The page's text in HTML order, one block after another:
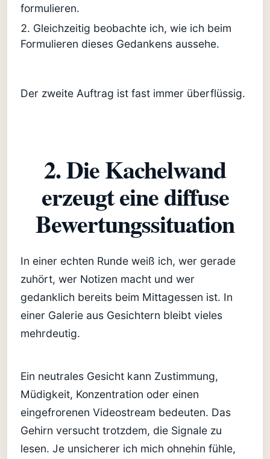
formulieren.
Gleichzeitig beobachte ich, wie ich beim
Formulieren dieses Gedankens aussehe.
Der zweite Auftrag ist fast immer überflüssig.
2. Die Kachelwand
erzeugt eine diffuse
Bewertungssituation
In einer echten Runde weiß ich, wer gerade
zuhört, wer Notizen macht und wer
gedanklich bereits beim Mittagessen ist. In
einer Galerie aus Gesichtern bleibt vieles
mehrdeutig.
Ein neutrales Gesicht kann Zustimmung,
Müdigkeit, Konzentration oder einen
eingefrorenen Videostream bedeuten. Das
Gehirn versucht trotzdem, die Signale zu
lesen. Je unsicherer ich mich ohnehin fühle,